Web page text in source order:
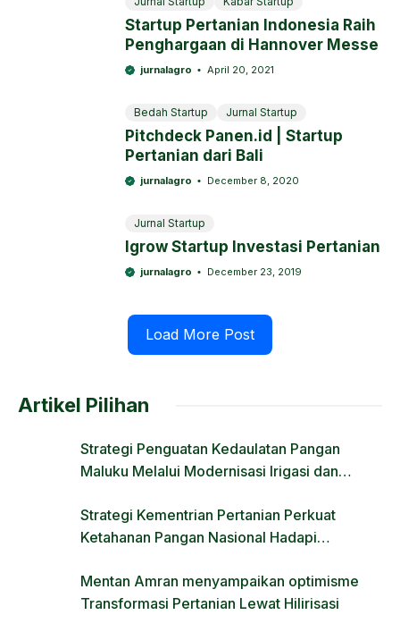
Startup Pertanian Indonesia Raih
Penghargaan di Hannover Messe
jurnalagro April 20, 2021
Bedah Startup Jurnal Startup
Pitchdeck Panen.id | Startup
Pertanian dari Bali
jurnalagro December 8, 2020
Jurnal Startup
Igrow Startup Investasi Pertanian
jurnalagro December 23, 2019
Load More Post
Artikel Pilihan
Strategi Penguatan Kedaulatan Pangan
Maluku Melalui Modernisasi Irigasi dan
Strategi Kementrian Pertanian Perkuat
Ketahanan Pangan Nasional Hadapi
Mentan Amran menyampaikan optimisme
Transformasi Pertanian Lewat Hilirisasi